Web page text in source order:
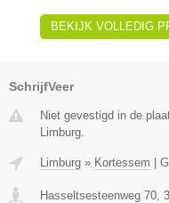
BEKIJK VOLLEDIG
SchrijfVeer
Niet gevestigd in de
Limburg.
Limburg » Kortessem
Hasseltsesteenweg 70